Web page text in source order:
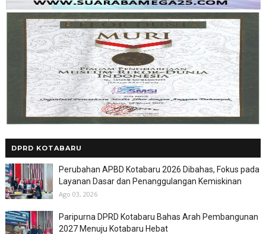
DPRD KOTABARU
Perubahan APBD Kotabaru 2026 Dibahas, Fokus pada
Layanan Dasar dan Penanggulangan Kemiskinan
Ago 03, 2026
Paripurna DPRD Kotabaru Bahas Arah Pembangunan
2027 Menuju Kotabaru Hebat